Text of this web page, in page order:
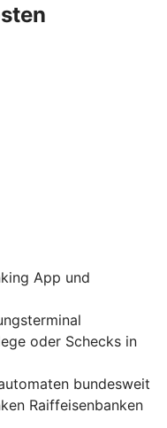
App und
oder Schecks in
bundesweit
Raiffeisenbanken